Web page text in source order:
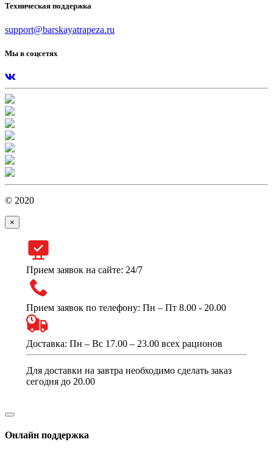
Техническая поддержка
support@barskayatrapeza.ru
Мы в соцсетях
© 2020
×
Прием заявок на сайте: 24/7
Прием заявок по телефону: Пн – Пт 8.00 - 20.00
Доставка: Пн – Вс 17.00 – 23.00 всех рационов
Для доставки на завтра необходимо сделать заказ
сегодня до 20.00
Онлайн поддержка